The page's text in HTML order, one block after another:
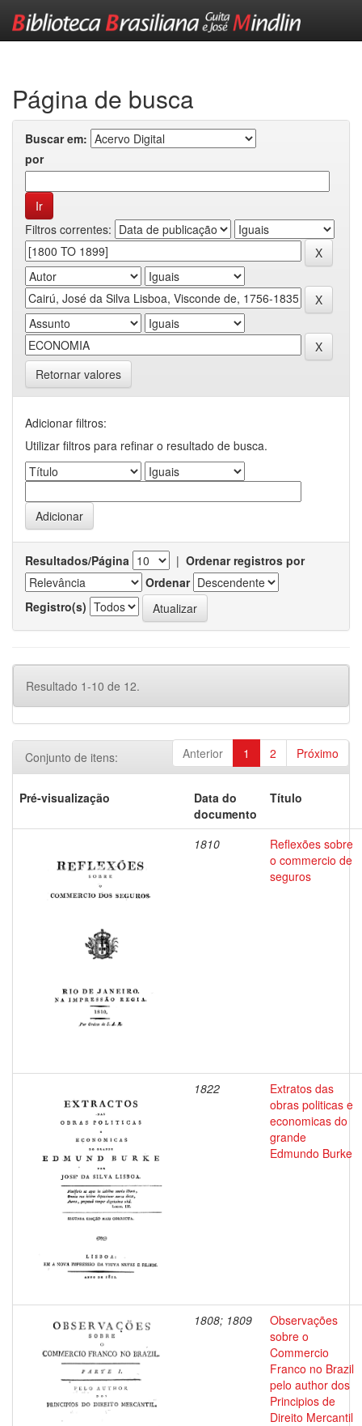
Página de busca
Buscar em:
por
Filtros correntes:
Retornar valores
Adicionar filtros:
Utilizar filtros para refinar o resultado de busca.
Resultados/Página | Ordenar registros por
Ordenar
Registro(s)
Resultado 1-10 de 12.
Anterior 1 2 Próximo
Conjunto de itens:
Pré-visualização
Data do
documento
Título
1810
Reflexões sobre
o commercio de
seguros
1822
Extratos das
obras politicas e
economicas do
grande
Edmundo Burke
1808; 1809
Observações
sobre o
Commercio
Franco no Brazil
pelo author dos
Principios de
Direito Mercantil